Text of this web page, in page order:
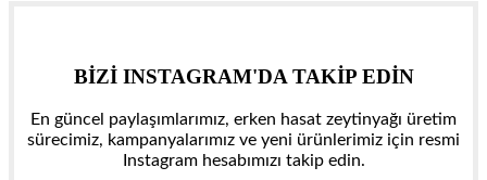
BİZİ INSTAGRAM'DA TAKİP EDİN
En güncel paylaşımlarımız, erken hasat zeytinyağı üretim
sürecimiz, kampanyalarımız ve yeni ürünlerimiz için resmi
Instagram hesabımızı takip edin.